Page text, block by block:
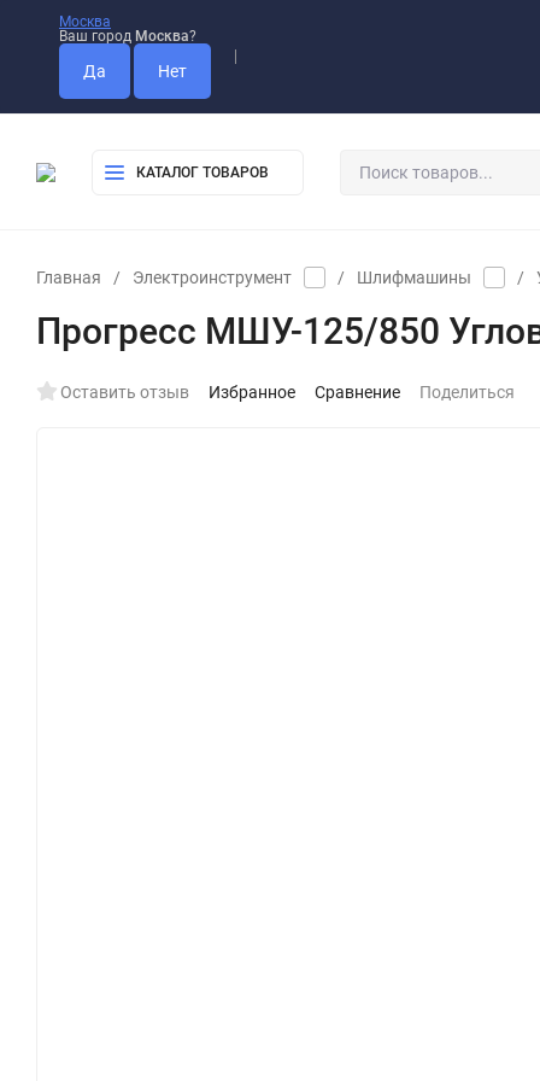
Москва
Ваш город Москва?
КАТАЛОГ ТОВАРОВ
Главная / Электроинструмент / Шлифмашины /
Прогресс МШУ-125/850
Оставить отзыв Избранное Сравнение Поделиться